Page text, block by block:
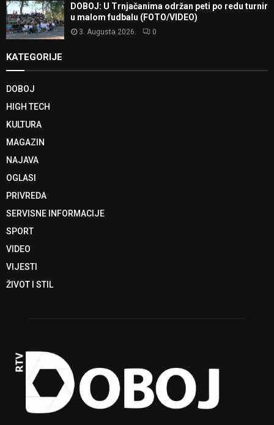
DOBOJ: U Trnjačanima održan peti po redu turnir
u malom fudbalu (FOTO/VIDEO)
3. Augusta 2026. 0
KATEGORIJE
DOBOJ
HIGH TECH
KULTURA
MAGAZIN
NAJAVA
OGLASI
PRIVREDA
SERVISNE INFORMACIJE
SPORT
VIDEO
VIJESTI
ŽIVOT I STIL